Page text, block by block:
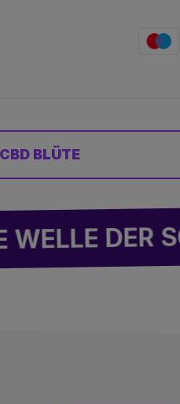
BLÜTE
DER